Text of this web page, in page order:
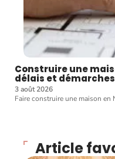
Construire une
délais et
3 août 2026
Faire construire une maison
Article